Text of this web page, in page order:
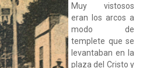
Muy vistosos
eran los arcos a
modo de
templete que se
levantaban en la
plaza del Cristo y